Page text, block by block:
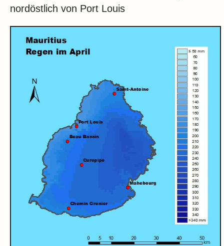
nordöstlich von Port Louis